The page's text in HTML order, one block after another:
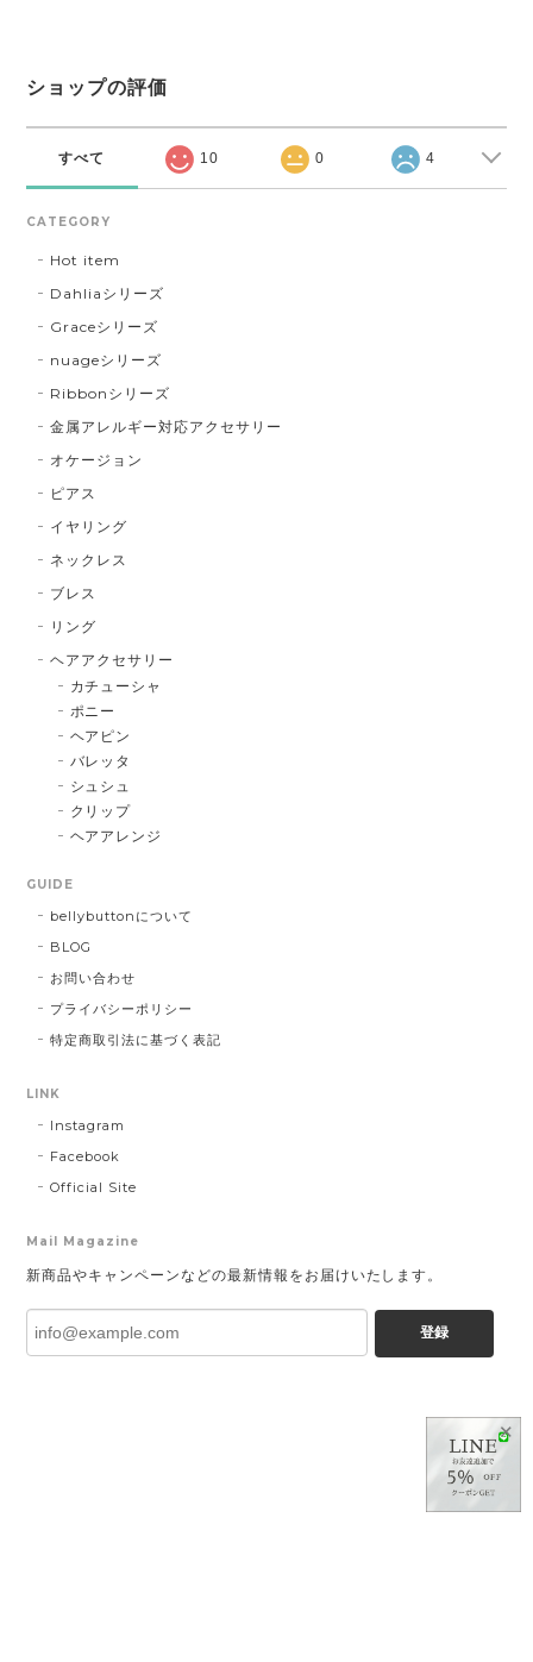
✕
ショップの評価
すべて 10 0 4
CATEGORY
Hot item
Dahliaシリーズ
Graceシリーズ
nuageシリーズ
Ribbonシリーズ
金属アレルギー対応アクセサリー
オケージョン
ピアス
イヤリング
ネックレス
ブレス
リング
ヘアアクセサリー
カチューシャ
ポニー
ヘアピン
バレッタ
シュシュ
クリップ
ヘアアレンジ
GUIDE
bellybuttonについて
BLOG
お問い合わせ
プライバシーポリシー
特定商取引法に基づく表記
LINK
Instagram
Facebook
Official Site
Mail Magazine
新商品やキャンペーンなどの最新情報をお届けいたします。
登録